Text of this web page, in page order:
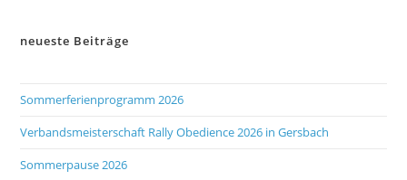
neueste Beiträge
Sommerferienprogramm 2026
Verbandsmeisterschaft Rally Obedience 2026 in Gersbach
Sommerpause 2026